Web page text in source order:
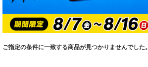
ご指定の条件に一致する商品が見つかりませんでした。